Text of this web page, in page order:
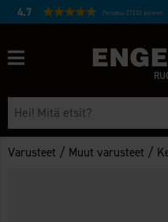
4.7 Perustuu 27232 ääneen
Varusteet / Muut varusteet /